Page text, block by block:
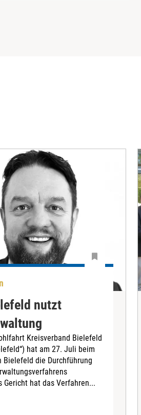
nutzt
Kreisverband Bielefeld
hat am 27. Juli beim
Bielefeld die Durchführung
Gericht hat das Verfahren...